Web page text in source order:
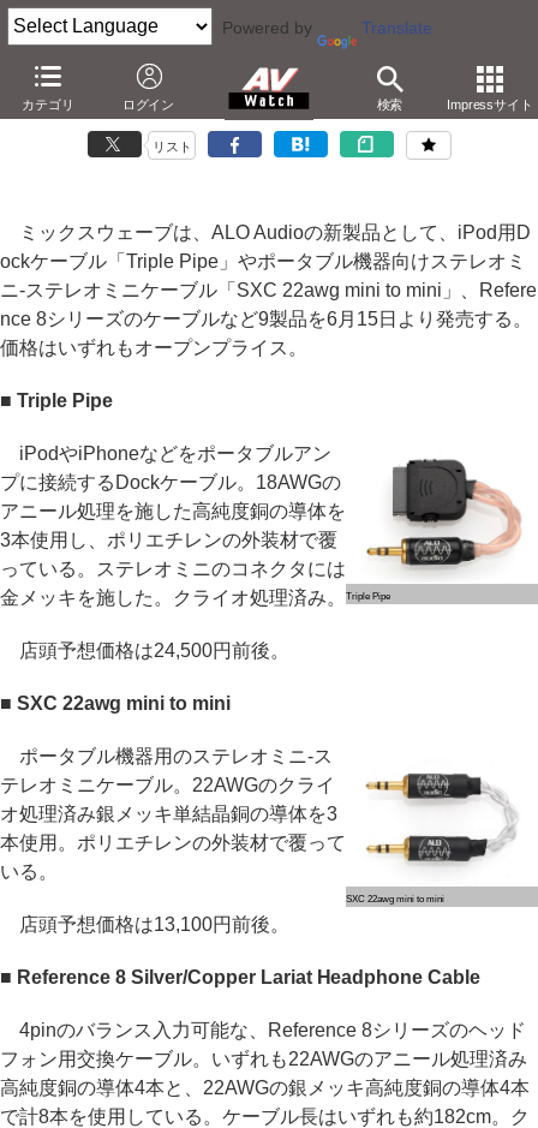
Powered by Translate
カテゴリ ログイン 検索 Impressサイト
ミックスウェーブ、ポータブルアンプ用ケーブルなど9製品
－ALO製。iPod用やゼンハイザー「HD800」用
リスト
ミックスウェーブは、ALO Audioの新製品として、iPod用D
ockケーブル「Triple Pipe」やポータブル機器向けステレオミ
ニ-ステレオミニケーブル「SXC 22awg mini to mini」、Refere
nce 8シリーズのケーブルなど9製品を6月15日より発売する。
価格はいずれもオープンプライス。
■ Triple Pipe
Triple Pipe
iPodやiPhoneなどをポータブルアン
プに接続するDockケーブル。18AWGの
アニール処理を施した高純度銅の導体を
3本使用し、ポリエチレンの外装材で覆
っている。ステレオミニのコネクタには
金メッキを施した。クライオ処理済み。
店頭予想価格は24,500円前後。
■ SXC 22awg mini to mini
SXC 22awg mini to mini
ポータブル機器用のステレオミニ-ス
テレオミニケーブル。22AWGのクライ
オ処理済み銀メッキ単結晶銅の導体を3
本使用。ポリエチレンの外装材で覆って
いる。
店頭予想価格は13,100円前後。
■ Reference 8 Silver/Copper Lariat Headphone Cable
4pinのバランス入力可能な、Reference 8シリーズのヘッド
フォン用交換ケーブル。いずれも22AWGのアニール処理済み
高純度銅の導体4本と、22AWGの銀メッキ高純度銅の導体4本
で計8本を使用している。ケーブル長はいずれも約182cm。ク